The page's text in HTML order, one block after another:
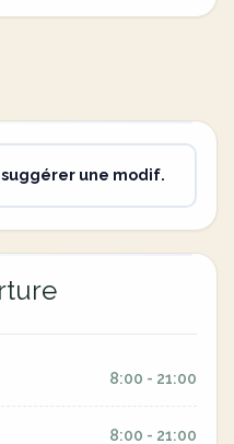
une modif.
8:00 - 21:00
8:00 - 21:00